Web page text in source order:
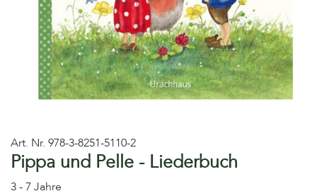
Art. Nr. 978-3-8251-5110-2
Pippa und Pelle - Liederbuch
3 - 7 Jahre